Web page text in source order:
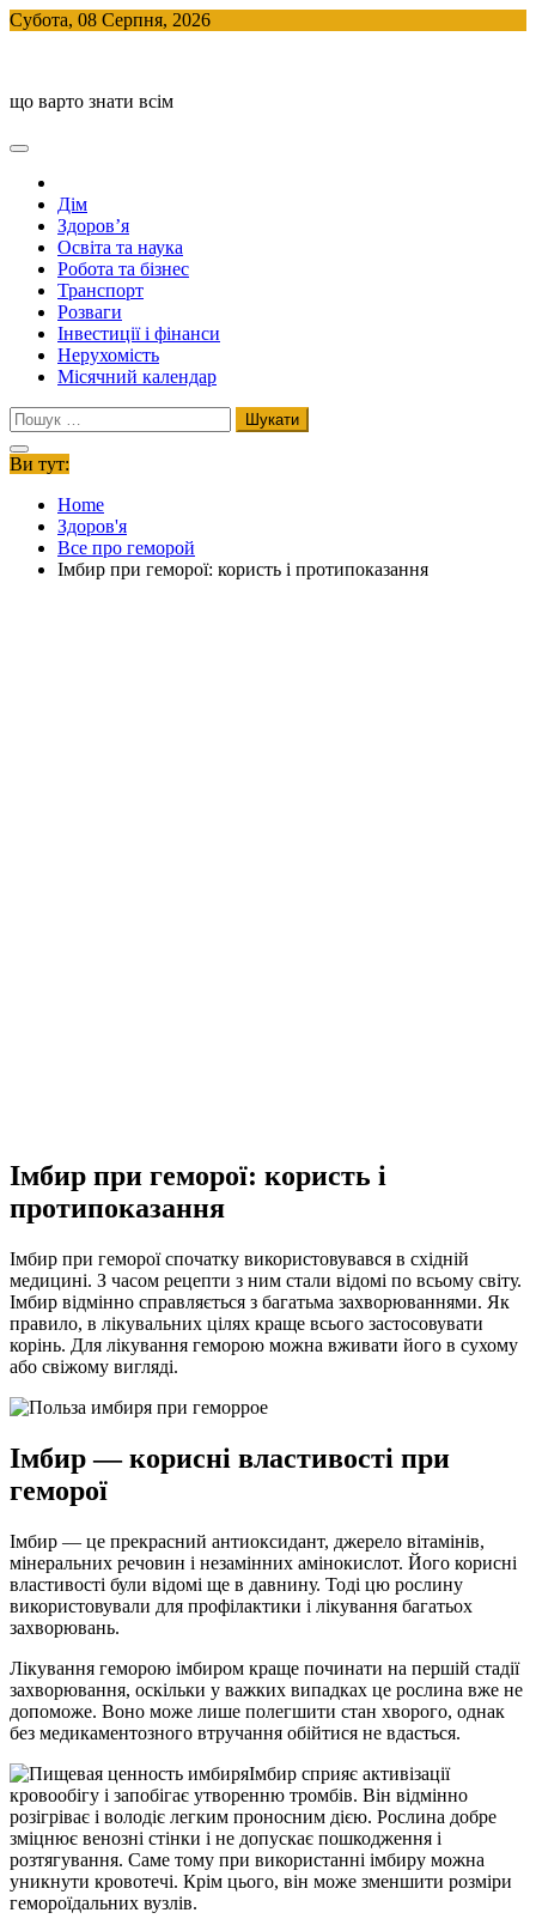
Skip
Субота, 08 Серпня, 2026
що варто знати всім
Дім
Здоров’я
Освіта та наука
Робота та бізнес
Транспорт
Розваги
Інвестиції і фінанси
Нерухомість
Місячний календар
Пошук:
Ви тут:
Home
Здоров'я
Все про геморой
Імбир при геморої: користь і протипоказання
Імбир при геморої: користь і
протипоказання
Імбир при геморої спочатку використовувався в східній
медицині. З часом рецепти з ним стали відомі по всьому світу.
Імбир відмінно справляється з багатьма захворюваннями. Як
правило, в лікувальних цілях краще всього застосовувати
корінь. Для лікування геморою можна вживати його в сухому
або свіжому вигляді.
Імбир — корисні властивості при
геморої
Імбир — це прекрасний антиоксидант, джерело вітамінів,
мінеральних речовин і незамінних амінокислот. Його корисні
властивості були відомі ще в давнину. Тоді цю рослину
використовували для профілактики і лікування багатьох
захворювань.
Лікування геморою імбиром краще починати на першій стадії
захворювання, оскільки у важких випадках це рослина вже не
допоможе. Воно може лише полегшити стан хворого, однак
без медикаментозного втручання обійтися не вдасться.
Імбир сприяє активізації
кровообігу і запобігає утворенню тромбів. Він відмінно
розігріває і володіє легким проносним дією. Рослина добре
зміцнює венозні стінки і не допускає пошкодження і
розтягування. Саме тому при використанні імбиру можна
уникнути кровотечі. Крім цього, він може зменшити розміри
гемороїдальних вузлів.